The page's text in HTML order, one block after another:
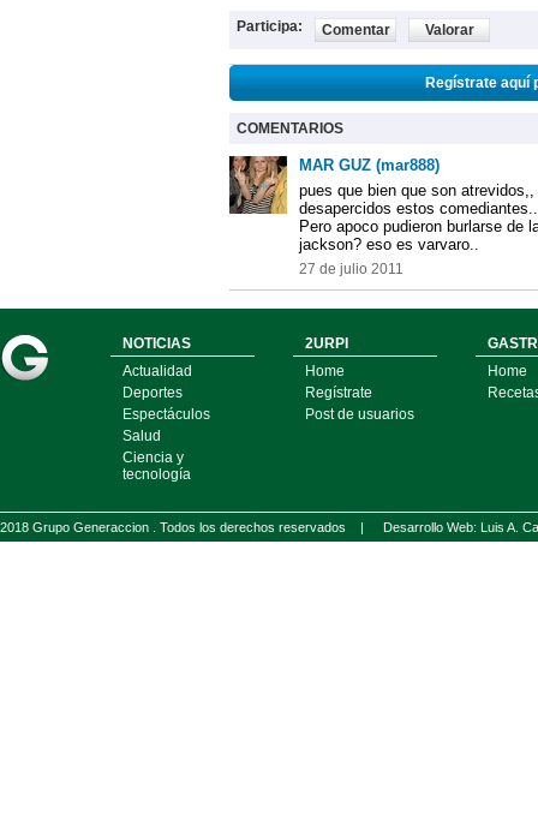
Participa: Comentar Valorar
Regístrate aquí
COMENTARIOS
MAR GUZ (mar888)
pues que bien que son
desapercidos estos
Pero apoco pudieron burlarse de
jackson? eso es varvaro..
27 de julio 2011
NOTICIAS
Actualidad
Deportes
Espectáculos
Salud
Ciencia y
tecnología
2URPI
Home
Regístrate
Post de usuarios
Home
2018 Grupo Generaccion . Todos los derechos reservados | Desarrollo Web: Luis